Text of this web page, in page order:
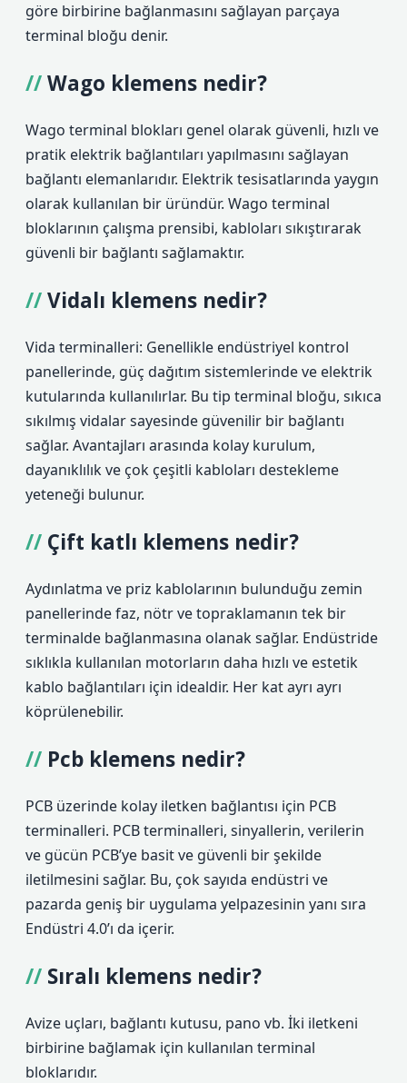
göre birbirine bağlanmasını sağlayan parçaya
terminal bloğu denir.
Wago klemens nedir?
Wago terminal blokları genel olarak güvenli, hızlı ve
pratik elektrik bağlantıları yapılmasını sağlayan
bağlantı elemanlarıdır. Elektrik tesisatlarında yaygın
olarak kullanılan bir üründür. Wago terminal
bloklarının çalışma prensibi, kabloları sıkıştırarak
güvenli bir bağlantı sağlamaktır.
Vidalı klemens nedir?
Vida terminalleri: Genellikle endüstriyel kontrol
panellerinde, güç dağıtım sistemlerinde ve elektrik
kutularında kullanılırlar. Bu tip terminal bloğu, sıkıca
sıkılmış vidalar sayesinde güvenilir bir bağlantı
sağlar. Avantajları arasında kolay kurulum,
dayanıklılık ve çok çeşitli kabloları destekleme
yeteneği bulunur.
Çift katlı klemens nedir?
Aydınlatma ve priz kablolarının bulunduğu zemin
panellerinde faz, nötr ve topraklamanın tek bir
terminalde bağlanmasına olanak sağlar. Endüstride
sıklıkla kullanılan motorların daha hızlı ve estetik
kablo bağlantıları için idealdir. Her kat ayrı ayrı
köprülenebilir.
Pcb klemens nedir?
PCB üzerinde kolay iletken bağlantısı için PCB
terminalleri. PCB terminalleri, sinyallerin, verilerin
ve gücün PCB’ye basit ve güvenli bir şekilde
iletilmesini sağlar. Bu, çok sayıda endüstri ve
pazarda geniş bir uygulama yelpazesinin yanı sıra
Endüstri 4.0’ı da içerir.
Sıralı klemens nedir?
Avize uçları, bağlantı kutusu, pano vb. İki iletkeni
birbirine bağlamak için kullanılan terminal
bloklarıdır.